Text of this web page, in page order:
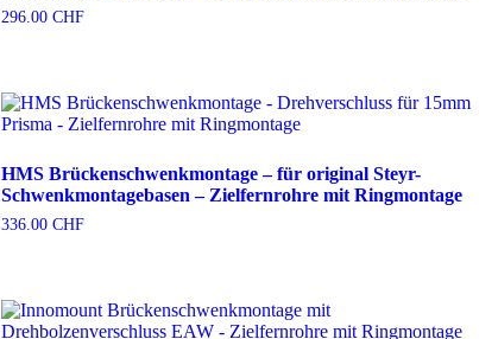
296.00 CHF
HMS Brückenschwenkmontage – für original Steyr-
Schwenkmontagebasen – Zielfernrohre mit Ringmontage
336.00 CHF